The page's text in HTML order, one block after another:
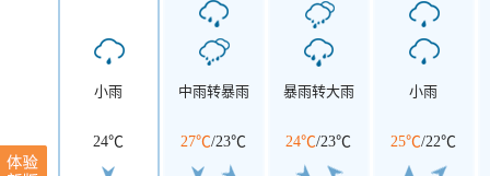
小雨
24℃
中雨转暴雨
27℃/23℃
暴雨转大雨
24℃/23℃
小雨
25℃/22℃